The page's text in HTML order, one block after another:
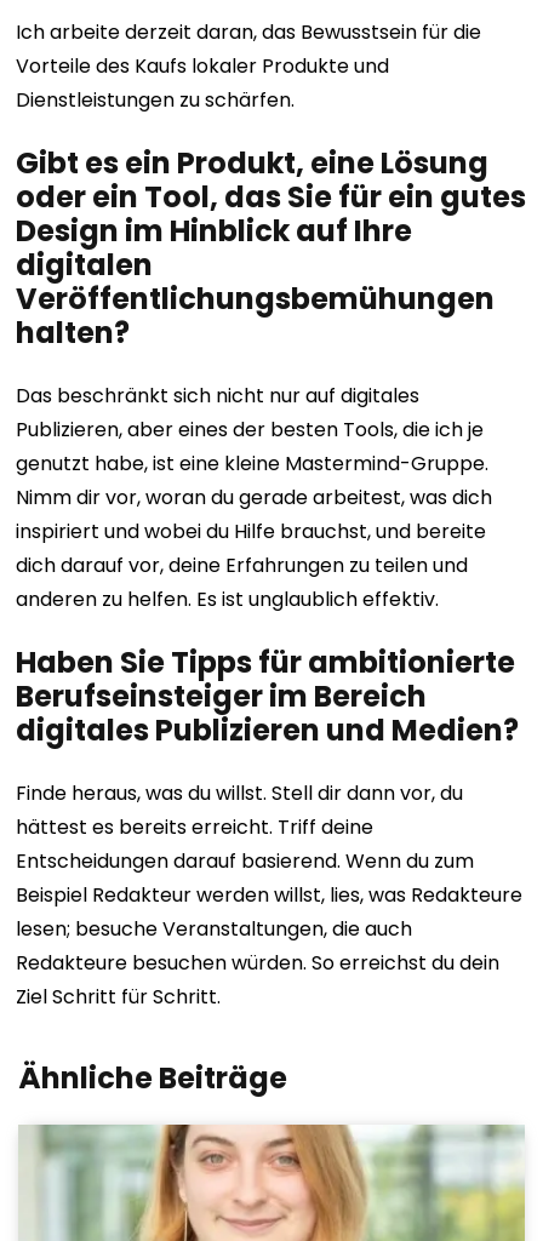
Ich arbeite derzeit daran, das Bewusstsein für die
Vorteile des Kaufs lokaler Produkte und
Dienstleistungen zu schärfen.
Gibt es ein Produkt, eine Lösung
oder ein Tool, das Sie für ein gutes
Design im Hinblick auf Ihre
digitalen
Veröffentlichungsbemühungen
halten?
Das beschränkt sich nicht nur auf digitales
Publizieren, aber eines der besten Tools, die ich je
genutzt habe, ist eine kleine Mastermind-Gruppe.
Nimm dir vor, woran du gerade arbeitest, was dich
inspiriert und wobei du Hilfe brauchst, und bereite
dich darauf vor, deine Erfahrungen zu teilen und
anderen zu helfen. Es ist unglaublich effektiv.
Haben Sie Tipps für ambitionierte
Berufseinsteiger im Bereich
digitales Publizieren und Medien?
Finde heraus, was du willst. Stell dir dann vor, du
hättest es bereits erreicht. Triff deine
Entscheidungen darauf basierend. Wenn du zum
Beispiel Redakteur werden willst, lies, was Redakteure
lesen; besuche Veranstaltungen, die auch
Redakteure besuchen würden. So erreichst du dein
Ziel Schritt für Schritt.
Ähnliche Beiträge